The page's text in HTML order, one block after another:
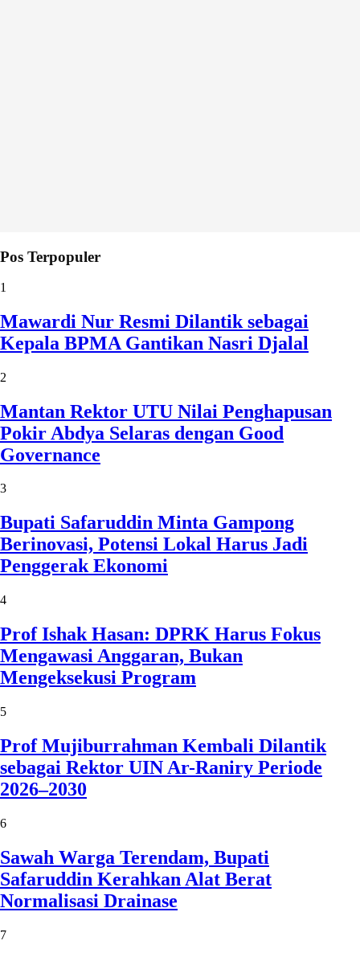
Pos Terpopuler
1
Mawardi Nur Resmi Dilantik sebagai
Kepala BPMA Gantikan Nasri Djalal
2
Mantan Rektor UTU Nilai Penghapusan
Pokir Abdya Selaras dengan Good
Governance
3
Bupati Safaruddin Minta Gampong
Berinovasi, Potensi Lokal Harus Jadi
Penggerak Ekonomi
4
Prof Ishak Hasan: DPRK Harus Fokus
Mengawasi Anggaran, Bukan
Mengeksekusi Program
5
Prof Mujiburrahman Kembali Dilantik
sebagai Rektor UIN Ar-Raniry Periode
2026–2030
6
Sawah Warga Terendam, Bupati
Safaruddin Kerahkan Alat Berat
Normalisasi Drainase
7